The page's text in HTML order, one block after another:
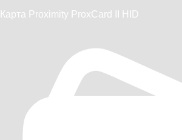
Карта Proximity ProxCard II HID